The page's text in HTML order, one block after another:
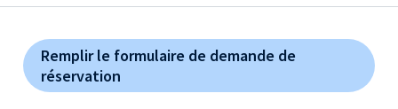
Remplir le formulaire de demande de
réservation